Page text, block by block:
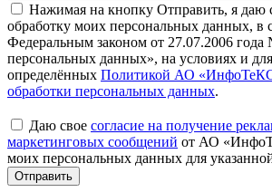
Нажимая на кнопку Отправить, я даю
обработку моих персональных данных, в
Федеральным законом от 27.07.2006
персональных данных», на условиях и
определённых Политикой АО
обработки персональных данных.
Даю свое согласие на получение
маркетинговых сообщений от АО
моих персональных данных для